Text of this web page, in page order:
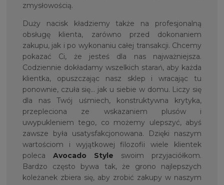
zmysłowością.
Duży nacisk kładziemy także na profesjonalną
obsługę klienta, zarówno przed dokonaniem
zakupu, jak i po wykonaniu całej transakcji. Chcemy
pokazać Ci, że jesteś dla nas najważniejsza.
Codziennie dokładamy wszelkich starań, aby każda
klientka, opuszczając nasz sklep i wracając tu
ponownie, czuła się… jak u siebie w domu. Liczy się
dla nas Twój uśmiech, konstruktywna krytyka,
przepleciona ze wskazaniem plusów i
uwypukleniem tego, co możemy ulepszyć, abyś
zawsze była usatysfakcjonowana. Dzięki naszym
wartościom i wyjątkowej filozofii wiele klientek
poleca
Avocado Style swoim przyjaciółkom.
Bardzo często bywa tak, że grono najlepszych
koleżanek zbiera się, aby zrobić zakupy w naszym